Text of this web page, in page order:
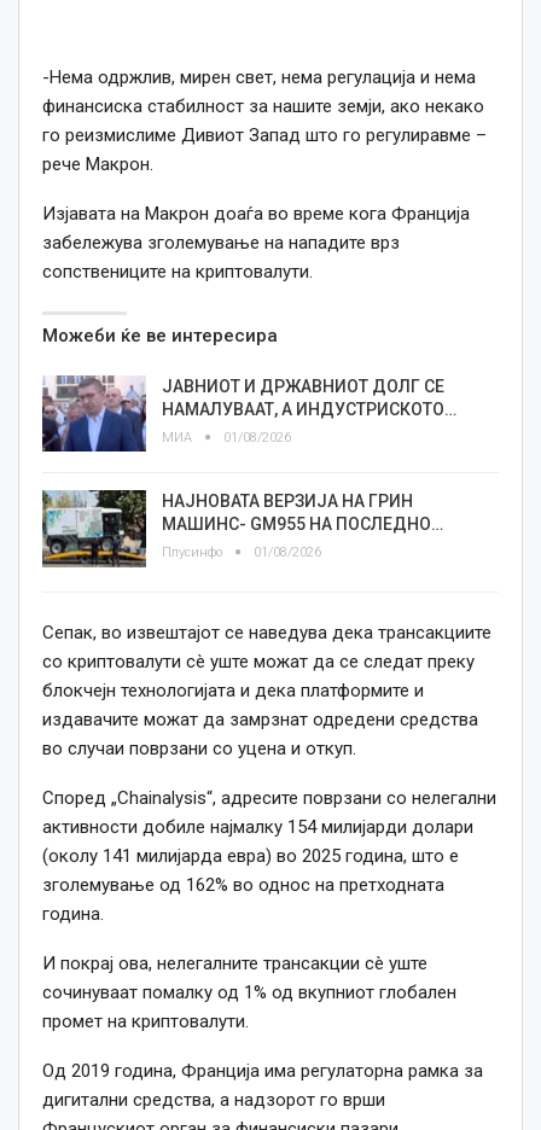
-Нема одржлив, мирен свет, нема регулација и нема
финансиска стабилност за нашите земји, ако некако
го реизмислиме Дивиот Запад што го регулиравме –
рече Макрон.
Изјавата на Макрон доаѓа во време кога Франција
забележува зголемување на нападите врз
сопствениците на криптовалути.
Можеби ќе ве интересира
ЈАВНИОТ И ДРЖАВНИОТ ДОЛГ СЕ
НАМАЛУВААТ, А ИНДУСТРИСКОТО…
МИА 01/08/2026
НАЈНОВАТА ВЕРЗИЈА НА ГРИН
МАШИНС- GM955 НА ПОСЛЕДНО…
Плусинфо 01/08/2026
Сепак, во извештајот се наведува дека трансакциите
со криптовалути сè уште можат да се следат преку
блокчејн технологијата и дека платформите и
издавачите можат да замрзнат одредени средства
во случаи поврзани со уцена и откуп.
Според „Chainalysis“, адресите поврзани со нелегални
активности добиле најмалку 154 милијарди долари
(околу 141 милијарда евра) во 2025 година, што е
зголемување од 162% во однос на претходната
година.
И покрај ова, нелегалните трансакции сè уште
сочинуваат помалку од 1% од вкупниот глобален
промет на криптовалути.
Од 2019 година, Франција има регулаторна рамка за
дигитални средства, а надзорот го врши